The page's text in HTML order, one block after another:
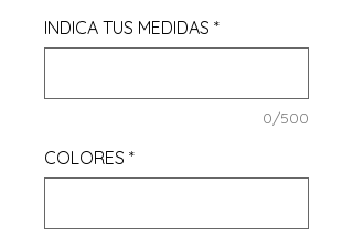
INDICA TUS MEDIDAS *
0/500
COLORES *